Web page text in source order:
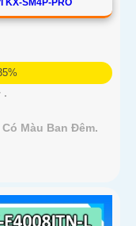
KX-SM4P-PRO
.
Màu Ban Ðêm.